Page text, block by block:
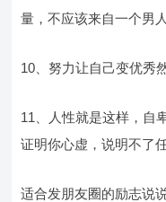
量，不应该来自一个男
10、努力让自己变优秀
11、人性就是这样，自
证明你心虚，说明不了
适合发朋友圈的励志说